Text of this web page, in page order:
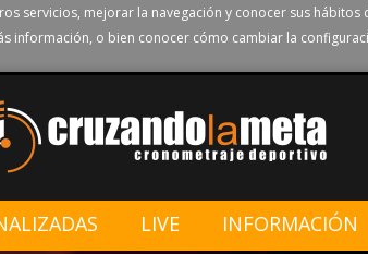
mejorar la navegación y conocer sus hábitos
información, o bien conocer cómo cambiar la
LIVE INFORMACIÓN